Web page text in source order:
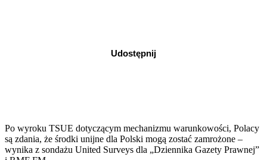
Udostępnij
Po wyroku TSUE dotyczącym mechanizmu warunkowości, Polacy
są zdania, że środki unijne dla Polski mogą zostać zamrożone –
wynika z sondażu United Surveys dla „Dziennika Gazety Prawnej”